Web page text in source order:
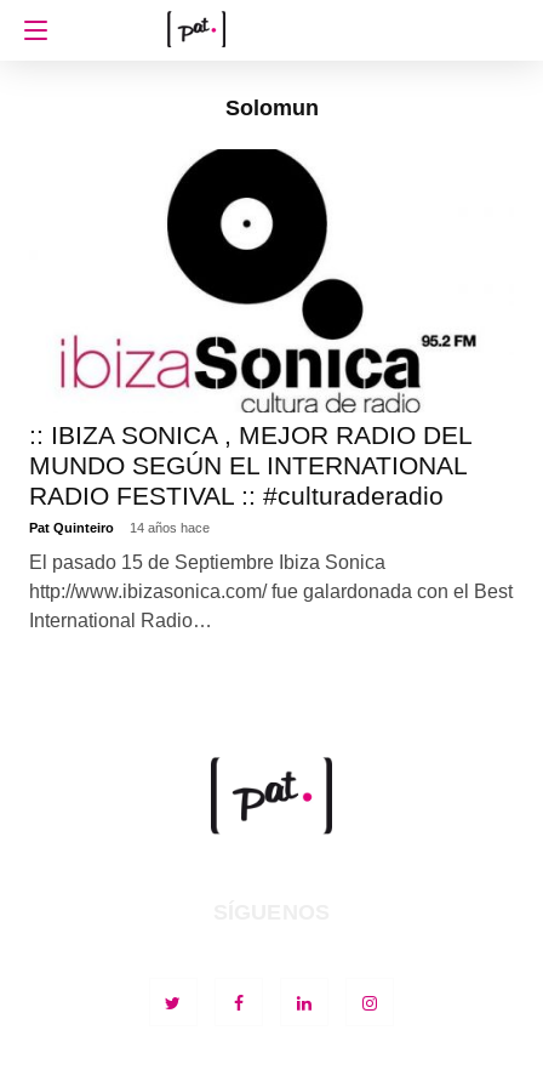
Solomun
:: IBIZA SONICA , MEJOR RADIO DEL
MUNDO SEGÚN EL INTERNATIONAL
RADIO FESTIVAL :: #culturaderadio
Pat Quinteiro 14 años hace
El pasado 15 de Septiembre Ibiza Sonica
http://www.ibizasonica.com/ fue galardonada con el Best
International Radio…